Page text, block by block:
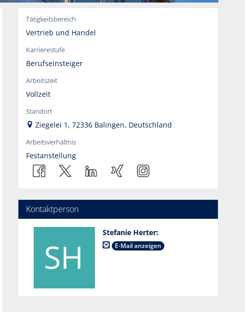
Tätigkeitsbereich
Vertrieb und Handel
Karrierestufe
Berufseinsteiger
Arbeitszeit
Vollzeit
Standort
Ziegelei 1, 72336 Balingen, Deutschland
Arbeitsverhältnis
Festanstellung
Kontaktperson
Stefanie Herter:
E-Mail anzeigen